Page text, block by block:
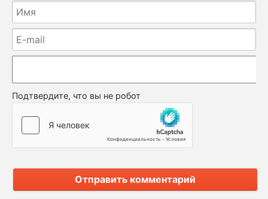
Подтвердите, что вы не робот
Отправить комментарий